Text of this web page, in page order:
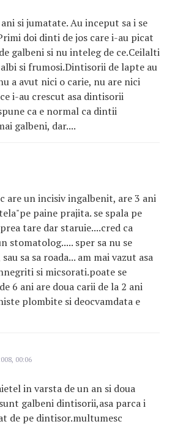
si jumatate. Au inceput sa i se
doi dinti de jos care i-au picat
galbeni si nu inteleg de ce.Ceilalti
si frumosi.Dintisorii de lapte au
a avut nici o carie, nu are nici
i-au crescut asa dintisorii
ca e normal ca dintii
galbeni, dar....
are un incisiv ingalbenit, are 3 ani
paine prajita. se spala pe
tare dar staruie....cred ca
stomatolog..... sper sa nu se
sa sa roada... am mai vazut asa
si micsorati.poate se
6 ani are doua carii de la 2 ani
plombite si deocvamdata e
00:06
in varsta de un an si doua
galbeni dintisorii,asa parca i
de pe dintisor.multumesc